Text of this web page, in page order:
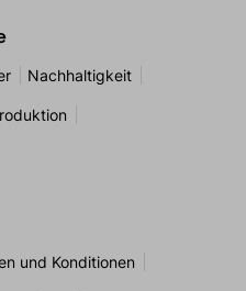
Nachhaltigkeit
und Konditionen